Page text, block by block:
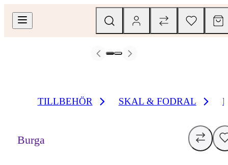
TILLBEHÖR SKAL & FODRAL
Burga